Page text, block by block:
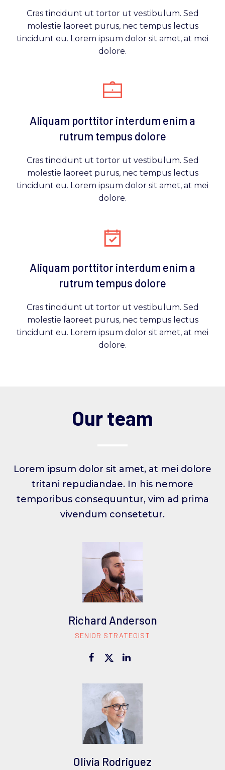
Cras tincidunt ut tortor ut vestibulum. Sed
molestie laoreet purus, nec tempus lectus
tincidunt eu. Lorem ipsum dolor sit amet, at mei
dolore.
Aliquam porttitor interdum enim a
rutrum tempus dolore
Cras tincidunt ut tortor ut vestibulum. Sed
molestie laoreet purus, nec tempus lectus
tincidunt eu. Lorem ipsum dolor sit amet, at mei
dolore.
Aliquam porttitor interdum enim a
rutrum tempus dolore
Cras tincidunt ut tortor ut vestibulum. Sed
molestie laoreet purus, nec tempus lectus
tincidunt eu. Lorem ipsum dolor sit amet, at mei
dolore.
Our team
Lorem ipsum dolor sit amet, at mei dolore
tritani repudiandae. In his nemore
temporibus consequuntur, vim ad prima
vivendum consetetur.
Richard Anderson
SENIOR STRATEGIST
Olivia Rodriguez